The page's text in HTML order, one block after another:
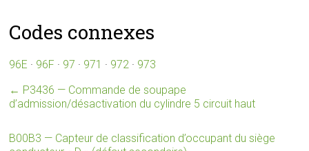
Codes connexes
96E · 96F · 97 · 971 · 972 · 973
← P3436 — Commande de soupape
d’admission/désactivation du cylindre 5 circuit haut
B00B3 — Capteur de classification d’occupant du siège